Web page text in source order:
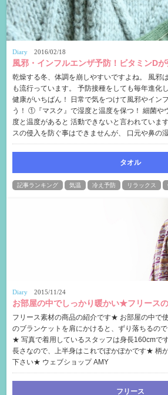
Diary 2016/02/18
風邪・インフルエンザ予防！ビタミンDが
乾燥する冬、体調を崩しやすいですよね。 風邪
も流行っています。 予防接種をしても毎年進化
健康がいちばん！ 日常で気をつけて風邪やイン
う！ ①『マスク』で湿度と温度を保つ！ 細菌や
度と温度があると 活動できないと言われていま
スの侵入を防ぐ事はできませんが、 口元や鼻の
タオル
記事ランキング 気温 冷え予防 リラックス
Diary 2015/11/24
お部屋の中でしっかり暖かい★フリース
フリース素材の商品の紹介です★ お部屋の中で
のブランケットを肩にかけると、ずり落ちるの
★ 写真で着用しているスタッフは身長160cmで
長さなので、上半身はこれでぽかぽかです★ 柄
下さい★ ウェブショップ AMY
フリース